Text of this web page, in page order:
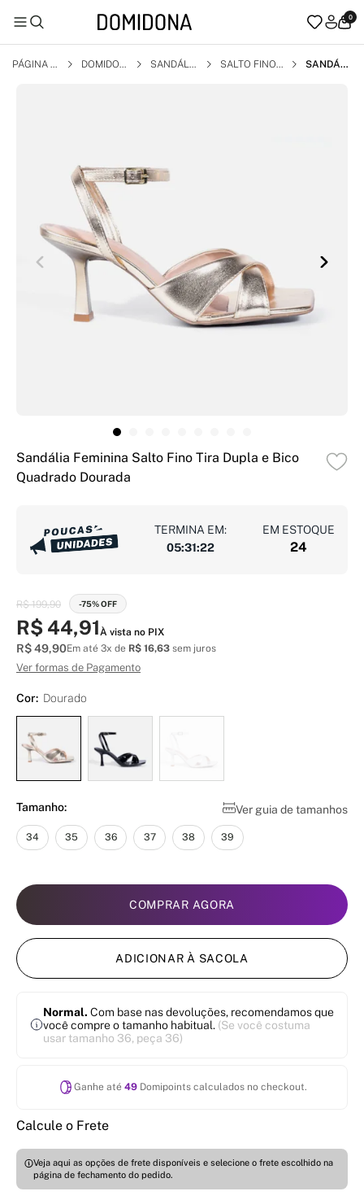
0
PÁGINA I
DOMIDON
SANDÁLI
SALTO FINO
SANDÁLI
Sandália Feminina Salto Fino Tira Dupla e Bico
Quadrado Dourada
TERMINA EM:
05:31:22
EM ESTOQUE
24
R$ 199,90 -75% OFF
R$ 44,91À vista no PIX
R$ 49,90Em até 3x de R$ 16,63 sem juros
Ver formas de Pagamento
Cor: Dourado
Ver guia de tamanhos
Tamanho:
34 35 36 37 38 39
COMPRAR AGORA
ADICIONAR À SACOLA
Normal. Com base nas devoluções, recomendamos que
você compre o tamanho habitual. (Se você costuma
usar tamanho 36, peça 36)
Ganhe até 49Domipoints calculados no checkout.
Calcule o Frete
Veja aqui as opções de frete disponíveis e selecione o frete escolhido na
página de fechamento do pedido.